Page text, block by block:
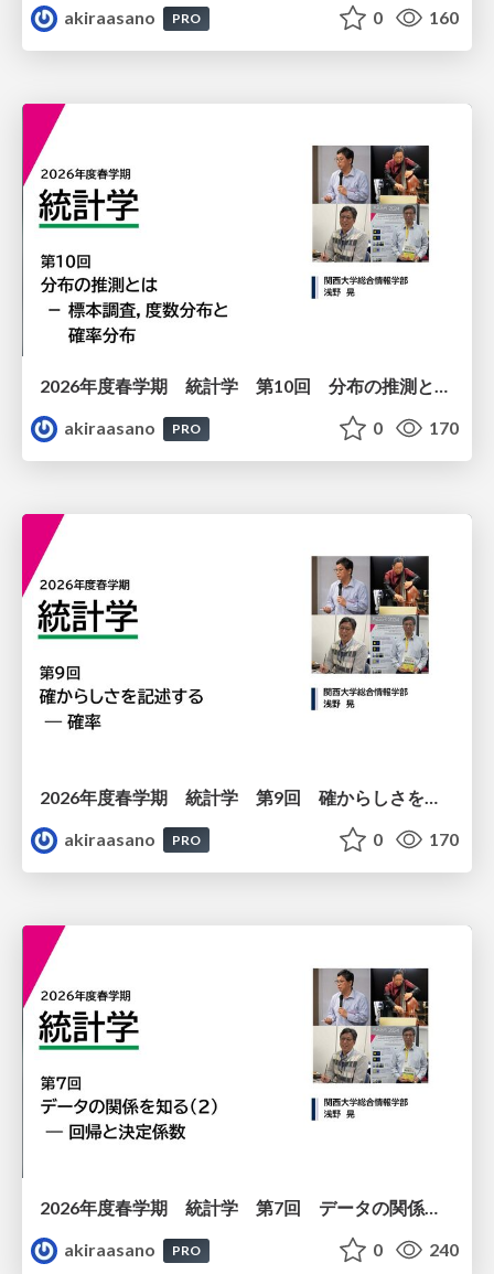
akiraasano PRO 0 160
2026年度春学期 統計学 第10回 分布の推測とは － 標本調査，度数分布と確率分布 (2026. 6. 4)
akiraasano
PRO 0 170
akiraasano
PRO 0 170
2026年度春学期 統計学 第7回 データの関係を知る（２）ー 回帰と決定係数 (2026. 5. 21)
akiraasano
PRO 0 240